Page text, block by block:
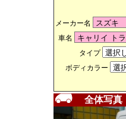
メーカー名
車名
タイプ
ボディカラー
全体写真